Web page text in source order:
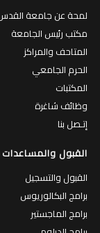
لمحة عن جامعة
مكتب رئيس الجامعة
المتاحف والمراكز
الحرم الجامعي
المكتبات
وظائف شاغرة
إتـصل بنا
القبول والمساعدات
القبول والتسجيل
برامج البكالوريوس
برامج الماجستير